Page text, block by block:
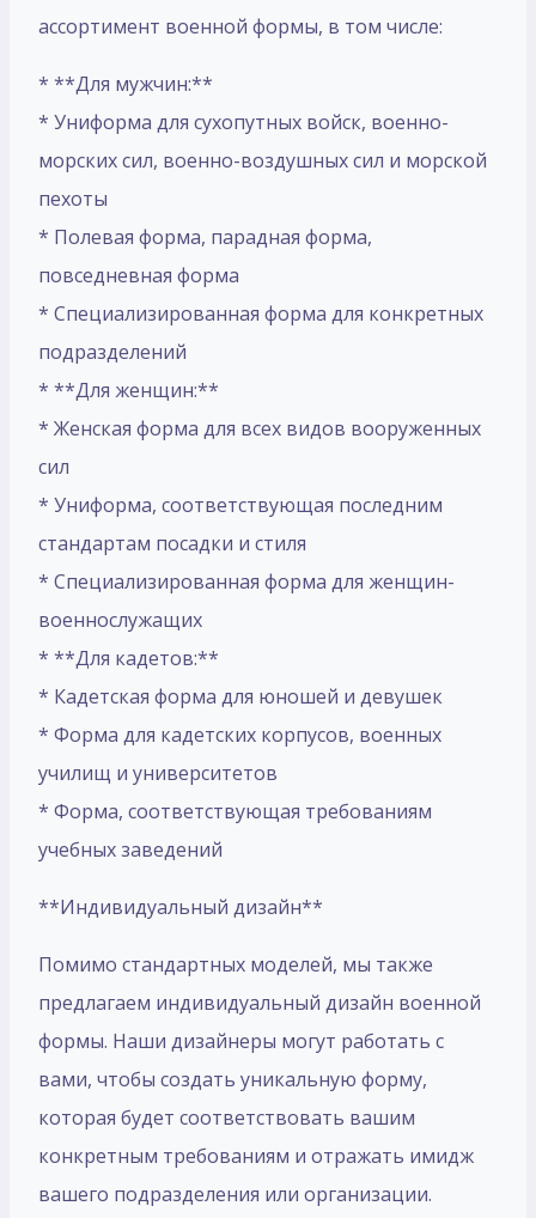
ассортимент военной формы, в том числе:
* **Для мужчин:**
* Униформа для сухопутных войск, военно-
морских сил, военно-воздушных сил и морской
пехоты
* Полевая форма, парадная форма,
повседневная форма
* Специализированная форма для конкретных
подразделений
* **Для женщин:**
* Женская форма для всех видов вооруженных
сил
* Униформа, соответствующая последним
стандартам посадки и стиля
* Специализированная форма для женщин-
военнослужащих
* **Для кадетов:**
* Кадетская форма для юношей и девушек
* Форма для кадетских корпусов, военных
училищ и университетов
* Форма, соответствующая требованиям
учебных заведений
**Индивидуальный дизайн**
Помимо стандартных моделей, мы также
предлагаем индивидуальный дизайн военной
формы. Наши дизайнеры могут работать с
вами, чтобы создать уникальную форму,
которая будет соответствовать вашим
конкретным требованиям и отражать имидж
вашего подразделения или организации.